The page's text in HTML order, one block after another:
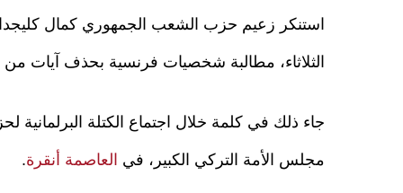
استنكر زعيم حزب الشعب الجمهوري كمال كليجدار
الثلاثاء، مطالبة شخصيات فرنسية بحذف آيات من
جاء ذلك في كلمة خلال اجتماع الكتلة البرلمانية
مجلس الأمة التركي الكبير، في العاصمة أنقرة.